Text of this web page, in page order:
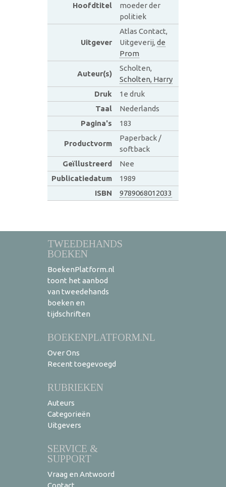
Hoofdtitel
moeder der
politiek
Uitgever
Atlas Contact,
Uitgeverij, de
Prom
Auteur(s)
Scholten,
Scholten, Harry
Druk
1e druk
Taal
Nederlands
Pagina's
183
Productvorm
Paperback /
softback
Geïllustreerd
Nee
Publicatiedatum
1989
ISBN
9789068012033
TWEEDEHANDS
BOEKEN
BoekenPlatform.nl
toont het aanbod
van tweedehands
boeken en
tijdschriften
BOEKENPLATFORM.NL
Over Ons
Recent toegevoegd
RUBRIEKEN
Auteurs
Categorieën
Uitgevers
SERVICE &
SUPPORT
Vraag en Antwoord
Contact